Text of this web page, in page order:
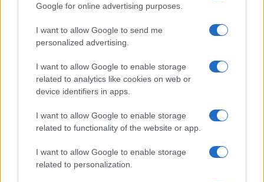
Google for online advertising purposes.
I want to allow Google to send me
personalized advertising.
I want to allow Google to enable storage
related to analytics like cookies on web or
device identifiers in apps.
I want to allow Google to enable storage
related to functionality of the website or app.
I want to allow Google to enable storage
related to personalization.
che avventurarsi nella ricerca spasmodica di nuovi
divieti e restrizioni utili solo ad appesantire
ulteriormente il carico normativo, senza tuttavia
risolvere il problema, anzi, probabilmente,
creandone pure di nuovi?
E ancora, che senso avrebbe, anche sotto un
profilo politico,seguire gli umori “punitivi”
addosso l’etichetta dei despoti che vogliono ad